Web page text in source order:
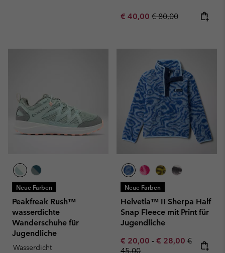
Sale price:
€ 40,00 Regular price:
€ 80,00
Neue Farben
Peakfreak Rush™
wasserdichte
Wanderschuhe für
Jugendliche
Wasserdicht
Neue Farben
Helvetia™ II Sherpa Half
Snap Fleece mit Print für
Jugendliche
Minimum sale price:
€ 20,00 - Maximum sale
€ 28,00 Regular
€
45,00